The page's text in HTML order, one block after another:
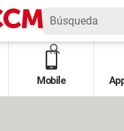
Mobile